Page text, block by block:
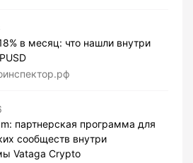
в месяц: что нашли внутри
партнерская программа для
сообществ внутри
Vataga Crypto